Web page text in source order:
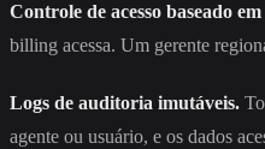
Controle de acesso baseado
billing acessa. Um gerente
Logs de auditoria imutáveis.
agente ou usuário, e os dados